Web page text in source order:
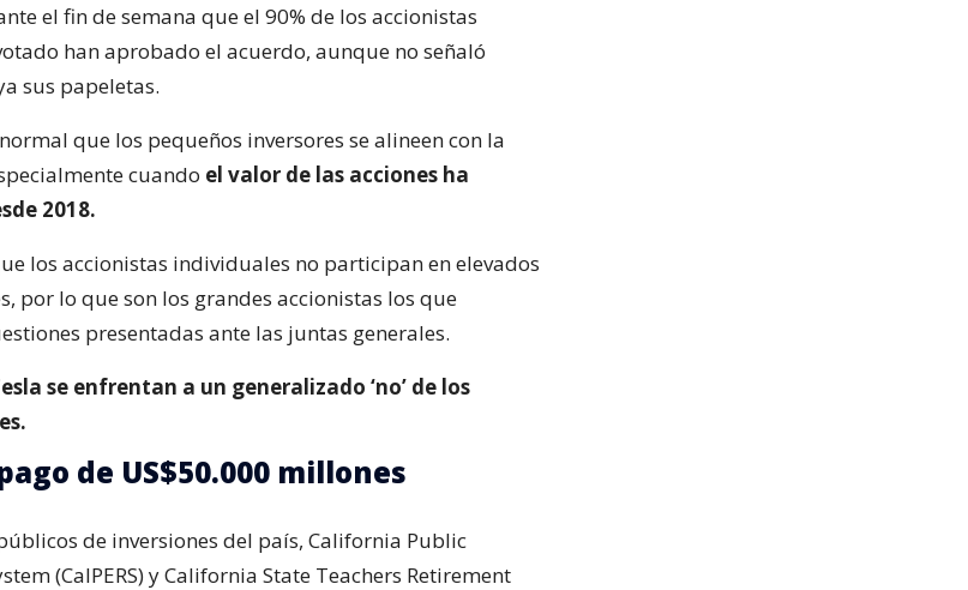
el fin de semana que el 90% de los accionistas
han aprobado el acuerdo, aunque no señaló
sus papeletas.
que los pequeños inversores se alineen con la
cuando el valor de las acciones ha
2018.
los accionistas individuales no participan en elevados
por lo que son los grandes accionistas los que
presentadas ante las juntas generales.
se enfrentan a un generalizado ‘no’ de los
de US$50.000 millones
de inversiones del país, California Public
(CalPERS) y California State Teachers Retirement